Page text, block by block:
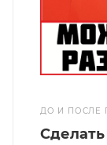
ДО И ПОСЛЕ